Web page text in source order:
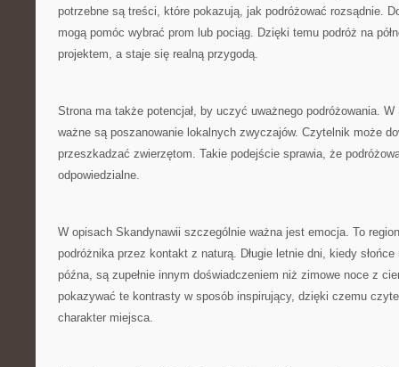
potrzebne są treści, które pokazują, jak podróżować rozsądnie.
mogą pomóc wybrać prom lub pociąg. Dzięki temu podróż na
projektem, a staje się realną przygodą.
Strona ma także potencjał, by uczyć uważnego podróżowania.
ważne są poszanowanie lokalnych zwyczajów. Czytelnik może
przeszkadzać zwierzętom. Takie podejście sprawia, że
odpowiedzialne.
W opisach Skandynawii szczególnie ważna jest emocja. To
podróżnika przez kontakt z naturą. Długie letnie dni, kiedy
późna, są zupełnie innym doświadczeniem niż zimowe noce z
pokazywać te kontrasty w sposób inspirujący, dzięki czemu
charakter miejsca.